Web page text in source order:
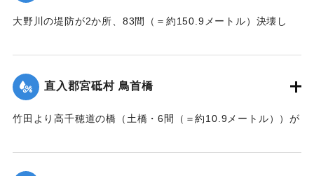
大野川の堤防が2か所、83間（＝約150.9メートル）決壊し
｜固有コード: 002680208
直入郡宮砥村 鳥首橋
竹田より高千穂道の橋（土橋・6間（＝約10.9メートル））が